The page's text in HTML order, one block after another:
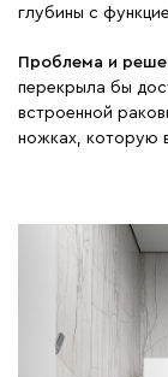
глубины с
Проблема и
перекрыла бы
встроенной
ножках, которую